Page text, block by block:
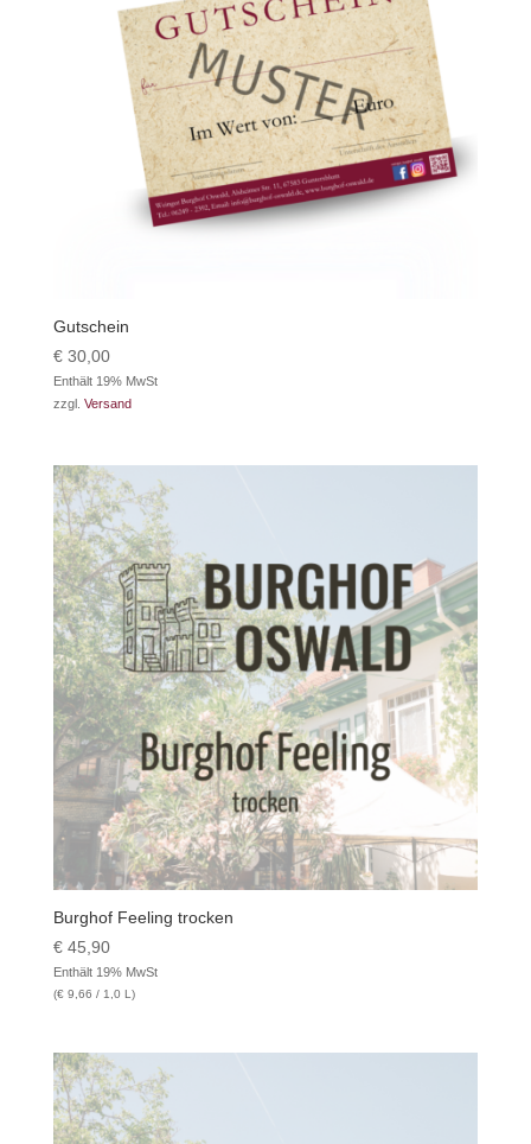
Gutschein
€30,00
Enthält 19% MwSt
zzgl. Versand
Burghof Feeling trocken
€45,90
Enthält 19% MwSt
(€9,66 / 1,0 L)